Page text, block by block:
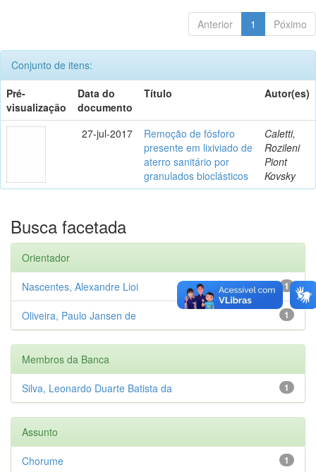
Anterior 1 Póximo
Conjunto de itens:
Pré-
visualização
Data do
documento
Título Autor(es)
27-jul-2017
Remoção de fósforo
presente em lixiviado de
aterro sanitário por
granulados bioclásticos
Caletti,
Rozileni
Piont
Kovsky
Busca facetada
Orientador
1
Nascentes, Alexandre Lioi
1
Oliveira, Paulo Jansen de
Membros da Banca
1
Silva, Leonardo Duarte Batista da
Assunto
1
Chorume